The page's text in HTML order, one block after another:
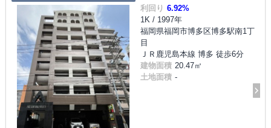
利回り 6.92%
1K / 1997年
福岡県福岡市博多区博多駅南1丁
目
ＪＲ鹿児島本線 博多 徒歩6分
建物面積 20.47㎡
土地面積 -